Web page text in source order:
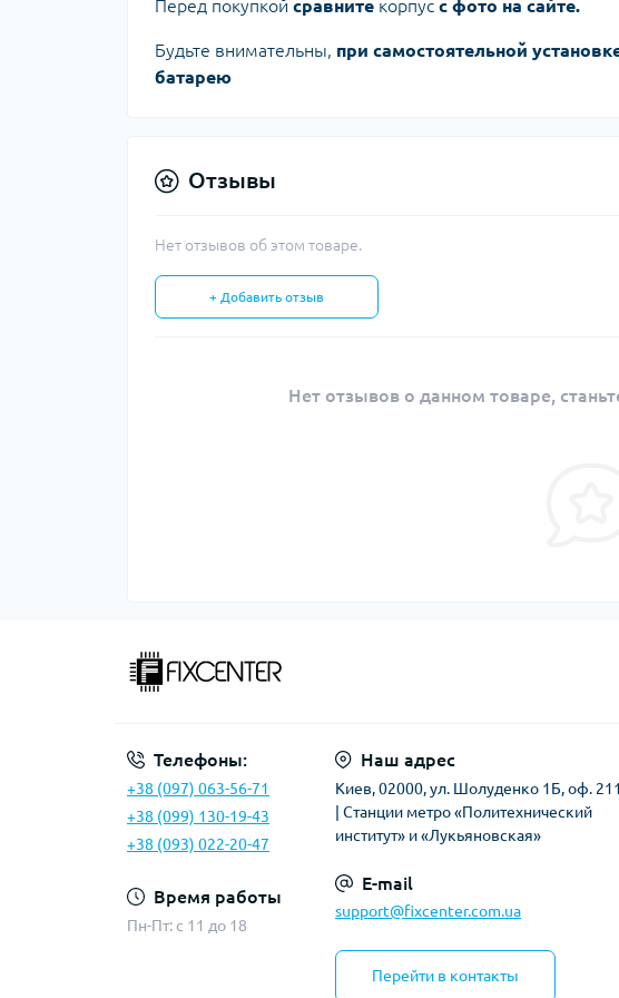
Перед покупкой сравните корпус с фото на сайте.
Будьте внимательны, при самостоятельной
батарею
Отзывы
Нет отзывов об этом товаре.
+ Добавить отзыв
Нет отзывов о данном товаре,
Телефоны:
+38 (097) 063-56-71
+38 (099) 130-19-43
+38 (093) 022-20-47
Время работы
Пн-Пт: c 11 до 18
Наш адрес
Киев, 02000, ул. Шолуденко 1Б, оф. 211
| Станции метро «Политехнический
институт» и «Лукьяновская»
E-mail
support@fixcenter.com.ua
Перейти в контакты